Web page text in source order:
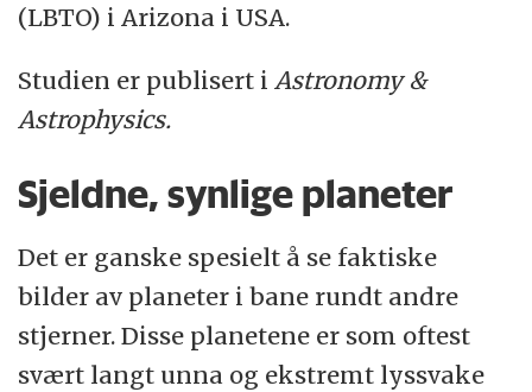
(LBTO) i Arizona i USA.
Studien er publisert i Astronomy&
Astrophysics.
Sjeldne, synlige planeter
Det er ganske spesielt å se faktiske
bilder av planeter i bane rundt andre
stjerner. Disse planetene er som oftest
svært langt unna og ekstremt lyssvake